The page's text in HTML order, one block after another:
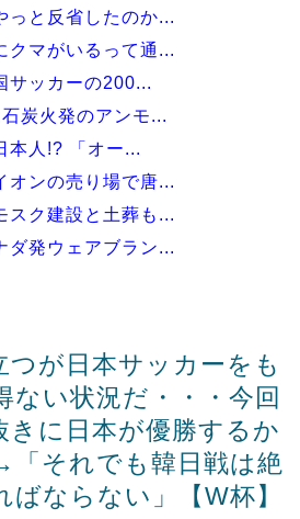
っと反省したのか...
クマがいるって通...
サッカーの200...
炭火発のアンモ...
本人!? 「オー...
オンの売り場で唐...
スク建設と土葬も...
ダ発ウェアブラン...
相互RSS
つが日本サッカーをも
ない状況だ・・・今回
きに日本が優勝するか
「それでも韓日戦は絶
ばならない」【W杯】